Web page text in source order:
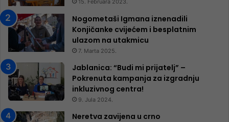
15. Februara 2023.
Nogometaši Igmana iznenadili
Konjičanke cvijećem i besplatnim
ulazom na utakmicu
7. Marta 2025.
Jablanica: “Budi mi prijatelj” –
Pokrenuta kampanja za izgradnju
inkluzivnog centra!
9. Jula 2024.
Neretva zavijena u crno